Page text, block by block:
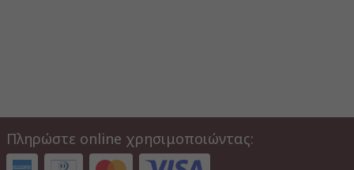
Πληρώστε online χρησιμοποιώντας: